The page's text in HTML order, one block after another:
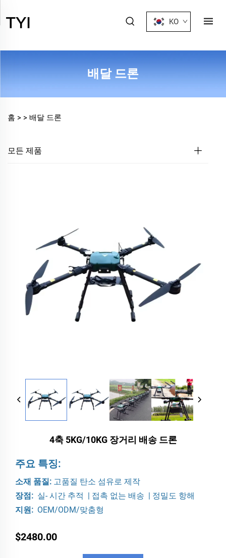
KO
배달 드론
홈 > > 배달 드론
모든 제품
4축 5KG/10KG 장거리 배송 드론
주요 특징:
소재 품질: 고품질 탄소 섬유로 제작
장점: 실-시간 추적 접촉 없는 배송 정밀도 항해
지원: OEM/ODM/맞춤형
$2480.00